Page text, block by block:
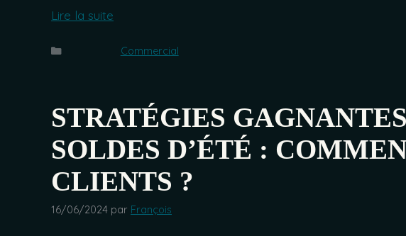
Lire la suite
Commercial
STRATÉGIES
SOLDES D’ÉTÉ :
CLIENTS ?
16/06/2024 par François